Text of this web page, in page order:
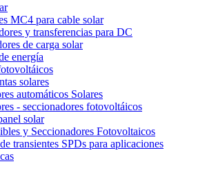
MC4 para cable solar
y transferencias para DC
de carga solar
energía
solares
automáticos Solares
- seccionadores fotovoltáicos
solar
y Seccionadores Fotovoltaicos
transientes SPDs para aplicaciones